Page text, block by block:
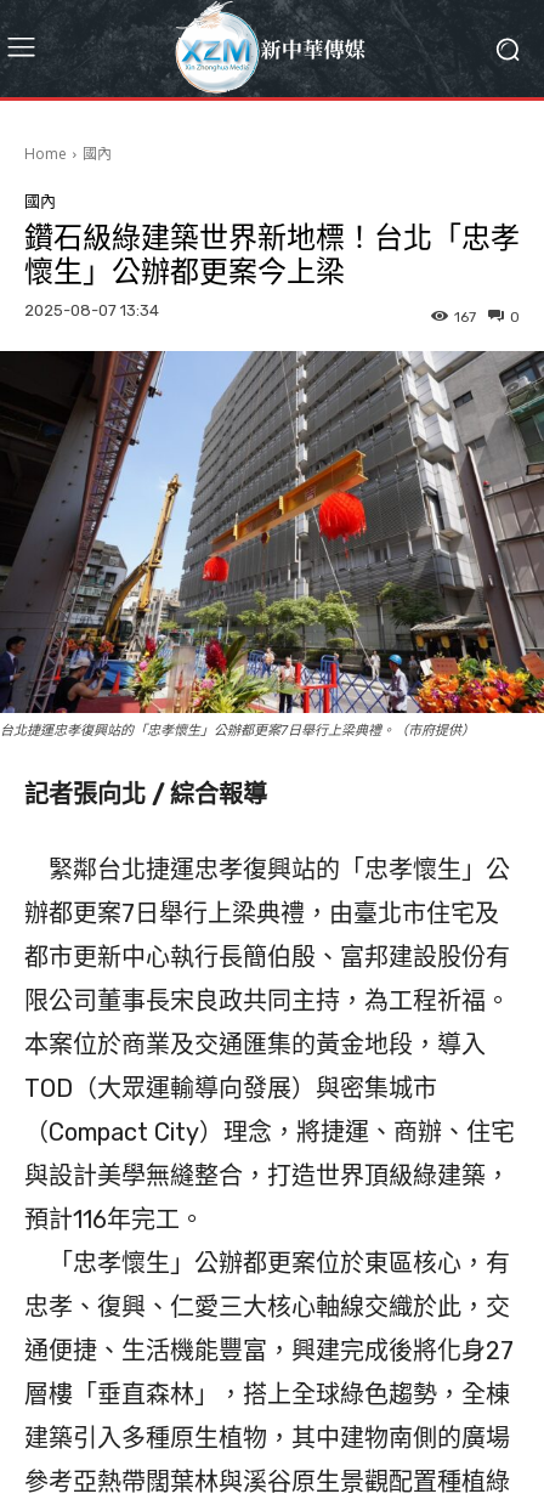
Home 國內
國內
鑽石級綠建築世界新地標！台北「忠孝
懷生」公辦都更案今上梁
2025-08-07 13:34 0
167
台北捷運忠孝復興站的「忠孝懷生」公辦都更案7日舉行上梁典禮。（市府提供）
記者張向北 / 綜合報導
緊鄰台北捷運忠孝復興站的「忠孝懷生」公
辦都更案7日舉行上梁典禮，由臺北市住宅及
都市更新中心執行長簡伯殷、富邦建設股份有
限公司董事長宋良政共同主持，為工程祈福。
本案位於商業及交通匯集的黃金地段，導入
TOD（大眾運輸導向發展）與密集城市
（Compact City）理念，將捷運、商辦、住宅
與設計美學無縫整合，打造世界頂級綠建築，
預計116年完工。
「忠孝懷生」公辦都更案位於東區核心，有
忠孝、復興、仁愛三大核心軸線交織於此，交
通便捷、生活機能豐富，興建完成後將化身27
層樓「垂直森林」，搭上全球綠色趨勢，全棟
建築引入多種原生植物，其中建物南側的廣場
參考亞熱帶闊葉林與溪谷原生景觀配置種植綠